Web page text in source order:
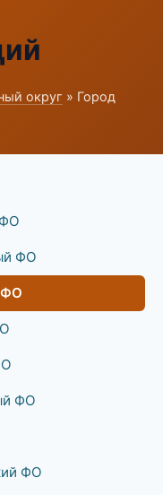
округ » Город
ФО
ФО
ФО
ФО